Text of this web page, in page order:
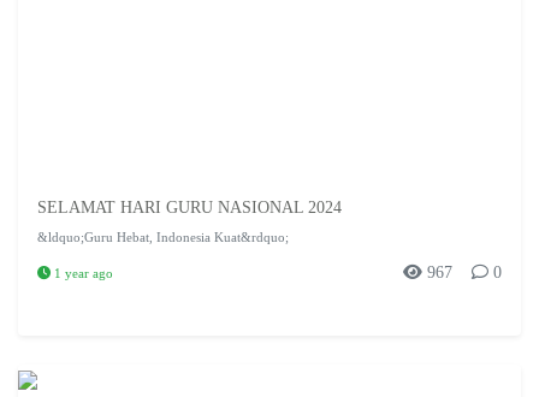
SELAMAT HARI GURU NASIONAL 2024
&ldquo;Guru Hebat, Indonesia Kuat&rdquo;
1 year ago 0
967